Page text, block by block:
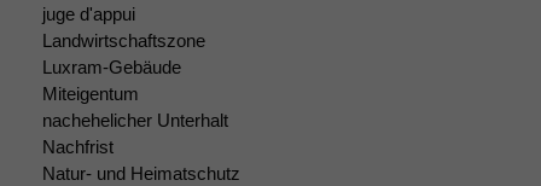
juge d'appui
Landwirtschaftszone
Luxram-Gebäude
Miteigentum
nachehelicher Unterhalt
Nachfrist
Natur- und Heimatschutz